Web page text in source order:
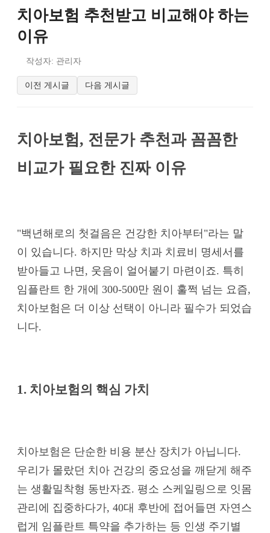
치아보험 추천받고 비교해야 하는
이유
작성자: 관리자
이전 게시글 다음 게시글
치아보험, 전문가 추천과 꼼꼼한
비교가 필요한 진짜 이유
"백년해로의 첫걸음은 건강한 치아부터"라는 말
이 있습니다. 하지만 막상 치과 치료비 명세서를
받아들고 나면, 웃음이 얼어붙기 마련이죠. 특히
임플란트 한 개에 300-500만 원이 훌쩍 넘는 요즘,
치아보험은 더 이상 선택이 아니라 필수가 되었습
니다.
1. 치아보험의 핵심 가치
치아보험은 단순한 비용 분산 장치가 아닙니다.
우리가 몰랐던 치아 건강의 중요성을 깨닫게 해주
는 생활밀착형 동반자죠. 평소 스케일링으로 잇몸
관리에 집중하다가, 40대 후반에 접어들면 자연스
럽게 임플란트 특약을 추가하는 등 인생 주기별